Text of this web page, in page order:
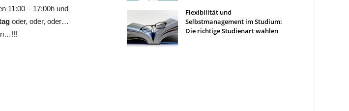
11:00 – 17:00h und
oder, oder, oder…
Flexibilität und
Selbstmanagement im Studium:
Die richtige Studienart wählen